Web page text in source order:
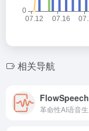
相关导航
FlowSpeech